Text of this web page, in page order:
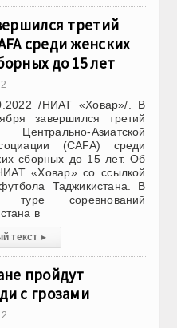
третий
среди женских
до 15 лет
/НИАТ «Ховар»/. В
завершился третий
Азиатской
(CAFA) среди
сборных до 15 лет. Об
«Ховар» со ссылкой
Таджикистана. В
туре соревнований
в
текст ▸
пройдут
с грозами